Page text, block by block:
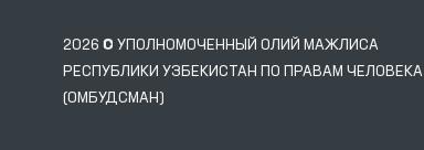
2026 © УПОЛНОМОЧЕННЫЙ ОЛИЙ МАЖЛИСА
РЕСПУБЛИКИ УЗБЕКИСТАН ПО ПРАВАМ ЧЕЛОВЕКА
(ОМБУДСМАН)